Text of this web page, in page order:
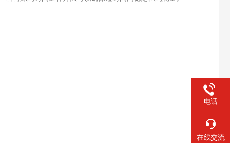
电话
在线交流